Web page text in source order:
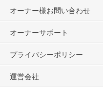
オーナー様お問い合わせ
オーナーサポート
プライバシーポリシー
運営会社